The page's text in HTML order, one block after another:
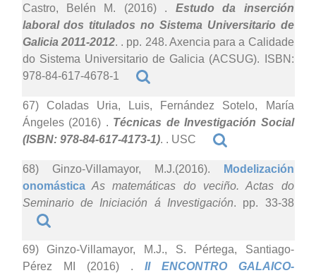
Castro, Belén M. (2016) . Estudo da inserción
laboral dos titulados no Sistema Universitario de
Galicia 2011-2012. . pp. 248. Axencia para a Calidade
do Sistema Universitario de Galicia (ACSUG). ISBN:
978-84-617-4678-1
67) Coladas Uria, Luis, Fernández Sotelo, María
Ángeles (2016) . Técnicas de Investigación Social
(ISBN: 978-84-617-4173-1). . USC
68) Ginzo-Villamayor, M.J.(2016).
Modelización
onomásticaAs matemáticas do veciño. Actas do
Seminario de Iniciación á Investigación. pp. 33-38
69) Ginzo-Villamayor, M.J., S. Pértega, Santiago-
Pérez MI (2016) . II ENCONTRO GALAICO-